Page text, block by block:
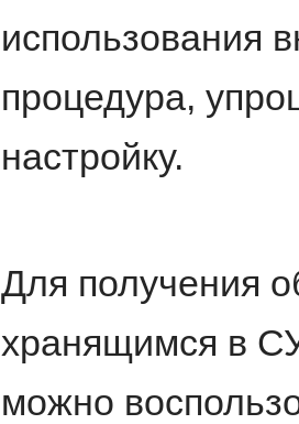
использования
процедура,
настройку.
Для получения
хранящимся в
можно